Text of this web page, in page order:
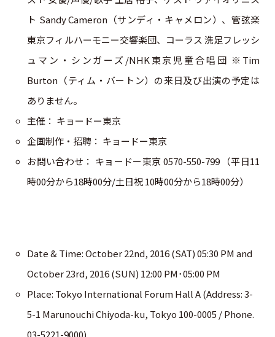
ト Sandy Cameron（サンディ・キャメロン）、管弦楽
東京フィルハーモニー交響楽団、コーラス 洗足フレッシ
ュマン・シンガーズ/NHK東京児童合唱団 ※Tim
Burton（ティム・バートン）の来日及び出演の予定は
ありません。
主催： キョードー東京
企画制作・招聘： キョードー東京
お問い合わせ： キョードー東京 0570-550-799 （平日11
時00分から18時00分/土日祝 10時00分から18時00分）
Date & Time: October 22nd, 2016 (SAT) 05:30 PM and
October 23rd, 2016 (SUN) 12:00 PM･05:00 PM
Place: Tokyo International Forum Hall A (Address: 3-
5-1 Marunouchi Chiyoda-ku, Tokyo 100-0005 / Phone.